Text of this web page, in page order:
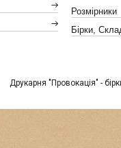
Розмірники
Бірки,